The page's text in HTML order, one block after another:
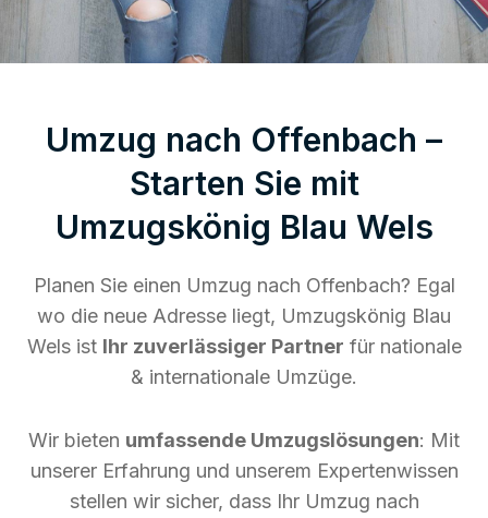
Umzug nach Offenbach –
Starten Sie mit
Umzugskönig Blau Wels
Planen Sie einen Umzug nach Offenbach? Egal
wo die neue Adresse liegt, Umzugskönig Blau
Wels ist Ihr zuverlässiger Partner für nationale
& internationale Umzüge.
Wir bieten umfassende Umzugslösungen: Mit
unserer Erfahrung und unserem Expertenwissen
stellen wir sicher, dass Ihr Umzug nach